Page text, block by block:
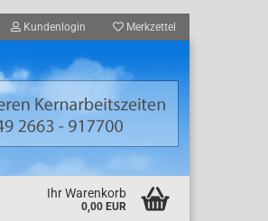
Kundenlogin Merkzettel
Ihr Warenkorb
0,00 EUR